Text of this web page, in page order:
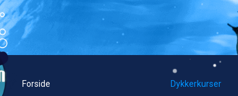
Forside Dykkerkurser